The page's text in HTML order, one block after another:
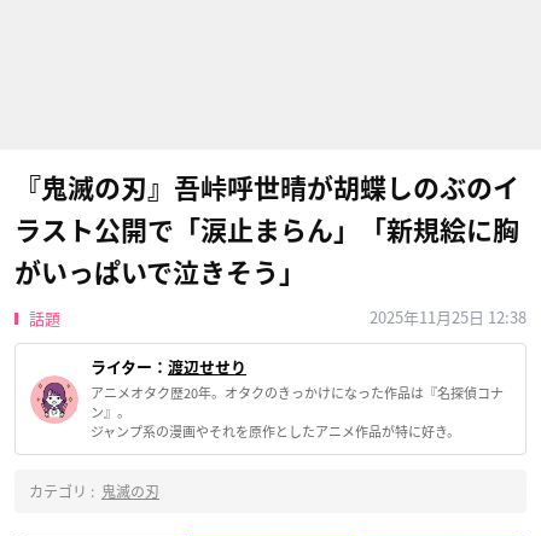
『鬼滅の刃』吾峠呼世晴が胡蝶しのぶのイ
ラスト公開で「涙止まらん」「新規絵に胸
がいっぱいで泣きそう」
話題 2025年11月25日 12:38
ライター： 渡辺せせり
アニメオタク歴20年。オタクのきっかけになった作品は『名探偵コナ
ン』。
ジャンプ系の漫画やそれを原作としたアニメ作品が特に好き。
カテゴリ : 鬼滅の刃